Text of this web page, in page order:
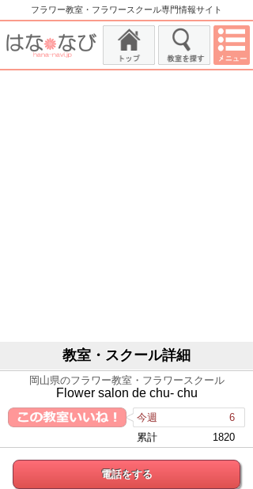
フラワー教室・フラワースクール専門情報サイト
教室・スクール詳細
岡山県のフラワー教室・フラワースクール
Flower salon de chu- chu
今週
6
累計
1820
電話をする